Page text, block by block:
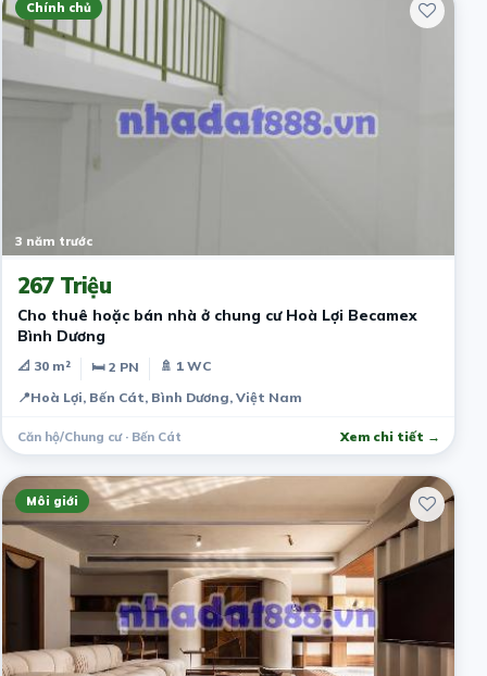
Chính chủ
3 năm trước
267 Triệu
Cho thuê hoặc bán nhà ở chung cư Hoà Lợi Becamex
Bình Dương
📐 30 m² 🛏 2 PN
🚿 1 WC
📍Hoà Lợi, Bến Cát, Bình Dương, Việt Nam
Căn hộ/Chung cư · Bến Cát Xem chi tiết →
Môi giới